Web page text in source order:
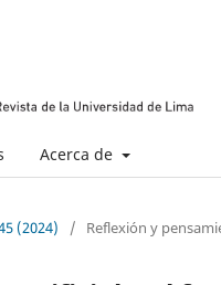
Acerca de
(2024) / Reflexión y